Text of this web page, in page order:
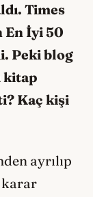
Times
En İyi 50
Peki blog
kitap
Kaç kişi
ayrılıp
karar